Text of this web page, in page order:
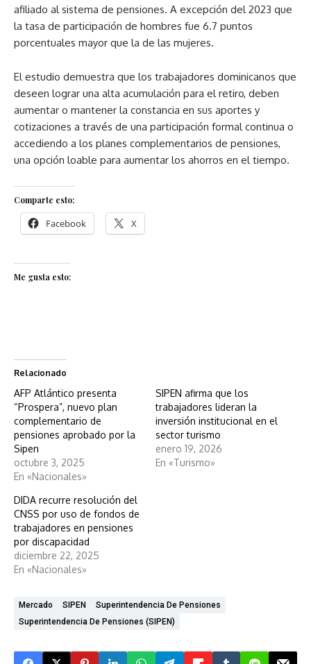
afiliado al sistema de pensiones. A excepción del 2023 que
la tasa de participación de hombres fue 6.7 puntos
porcentuales mayor que la de las mujeres.
El estudio demuestra que los trabajadores dominicanos que
deseen lograr una alta acumulación para el retiro, deben
aumentar o mantener la constancia en sus aportes y
cotizaciones a través de una participación formal continua o
accediendo a los planes complementarios de pensiones,
una opción loable para aumentar los ahorros en el tiempo.
Comparte esto:
Facebook X
Me gusta esto:
Relacionado
AFP Atlántico presenta
“Prospera”, nuevo plan
complementario de
pensiones aprobado por la
Sipen
octubre 3, 2025
En «Nacionales»
SIPEN afirma que los
trabajadores lideran la
inversión institucional en el
sector turismo
enero 19, 2026
En «Turismo»
DIDA recurre resolución del
CNSS por uso de fondos de
trabajadores en pensiones
por discapacidad
diciembre 22, 2025
En «Nacionales»
Mercado SIPEN
Superintendencia De Pensiones
Superintendencia De Pensiones (SIPEN)